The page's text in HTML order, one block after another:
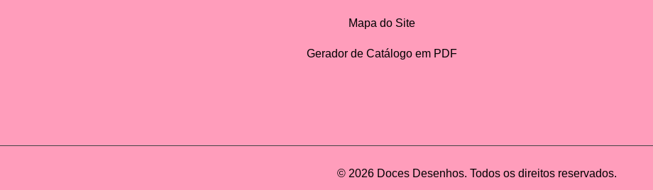
Mapa do Site
Gerador de Catálogo em PDF
© 2026 Doces Desenhos. Todos os direitos reservados.